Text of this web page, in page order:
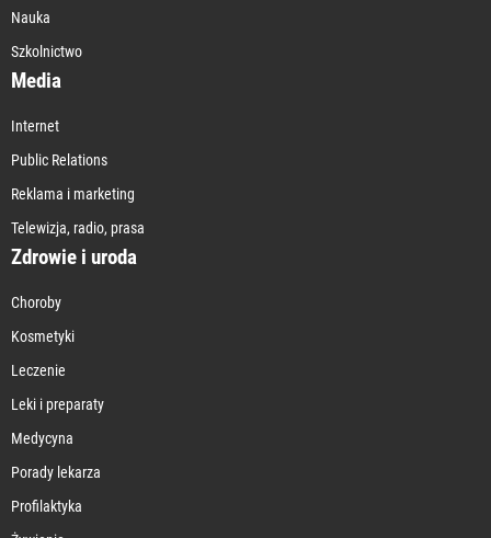
Nauka
Szkolnictwo
Media
Internet
Public Relations
Reklama i marketing
Telewizja, radio, prasa
Zdrowie i uroda
Choroby
Kosmetyki
Leczenie
Leki i preparaty
Medycyna
Porady lekarza
Profilaktyka